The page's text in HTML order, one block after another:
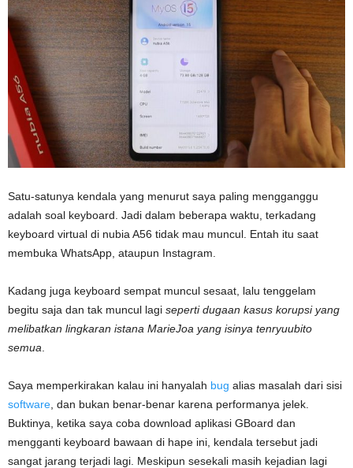
Satu-satunya kendala yang menurut saya paling mengganggu
adalah soal keyboard. Jadi dalam beberapa waktu, terkadang
keyboard virtual di nubia A56 tidak mau muncul. Entah itu saat
membuka WhatsApp, ataupun Instagram.
Kadang juga keyboard sempat muncul sesaat, lalu tenggelam
begitu saja dan tak muncul lagi seperti dugaan kasus korupsi yang
melibatkan lingkaran istana MarieJoa yang isinya tenryuubito
semua
Saya memperkirakan kalau ini hanyalah bug alias masalah dari sisi
software , dan bukan benar-benar karena performanya jelek.
Buktinya, ketika saya coba download aplikasi GBoard dan
mengganti keyboard bawaan di hape ini, kendala tersebut jadi
sangat jarang terjadi lagi. Meskipun sesekali masih kejadian lagi